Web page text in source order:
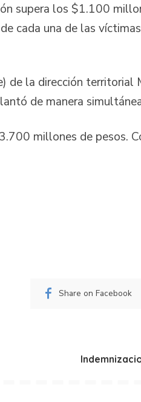
supera los $1.100
cada una de las
de la dirección
de manera
millones de pesos.
Share on Facebook